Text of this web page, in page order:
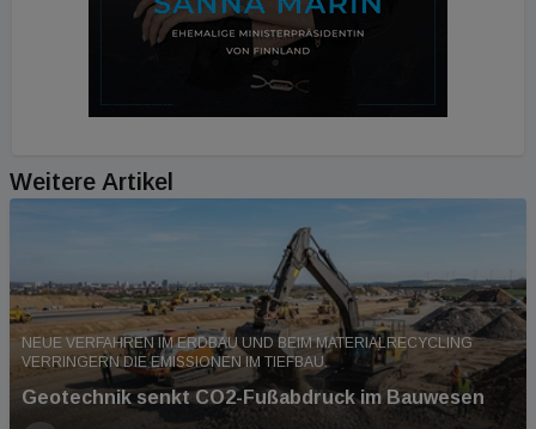
Weitere Artikel
NEUE VERFAHREN IM ERDBAU UND BEIM MATERIALRECYCLING
VERRINGERN DIE EMISSIONEN IM TIEFBAU.
Geotechnik senkt CO2-Fußabdruck im Bauwesen